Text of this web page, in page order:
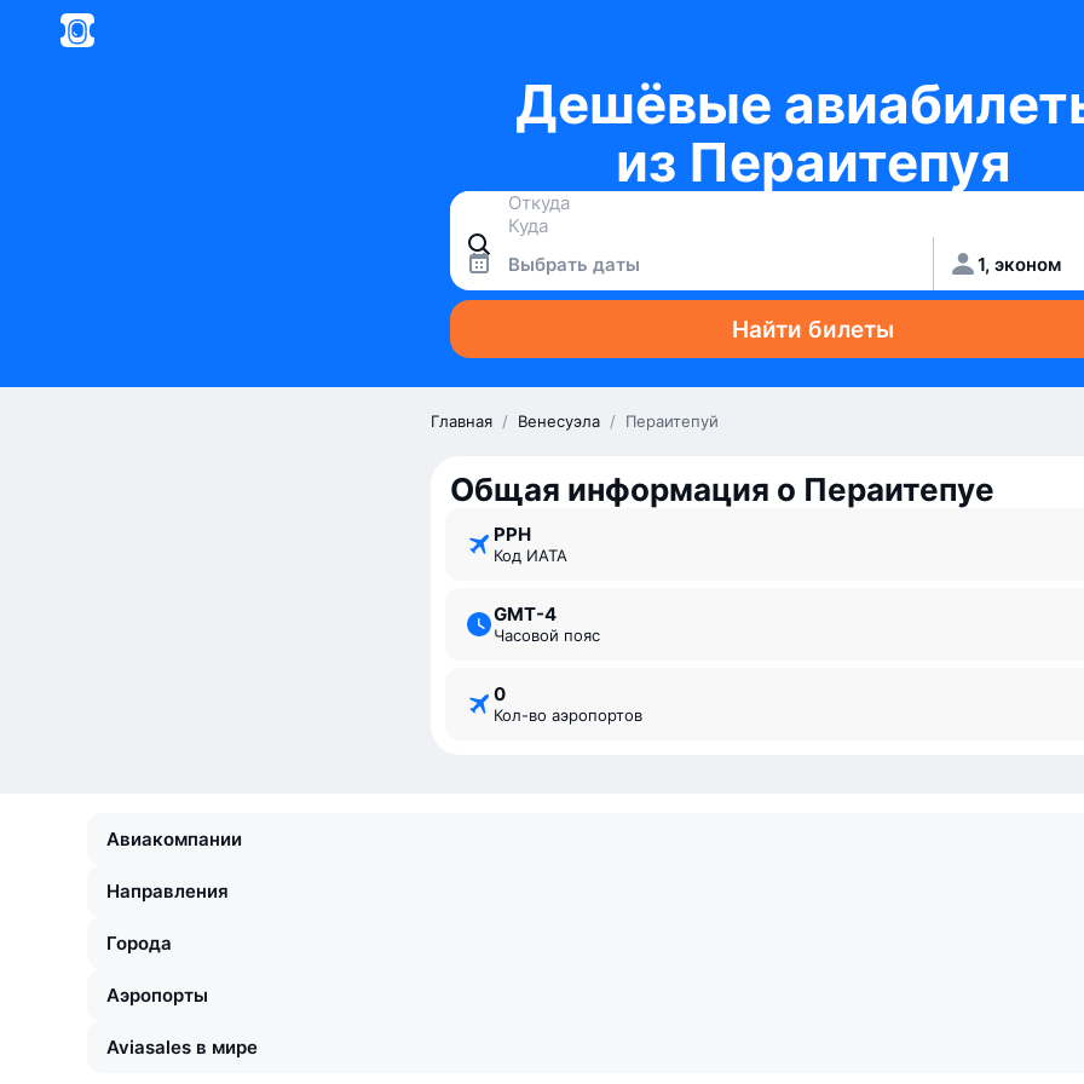
Дешёвые
из Пераитепуя
Выбрать даты 1, эконом
Найти билеты
Главная / Венесуэла / Пераитепуй
Общая информация о Пераитепуе
PPH
Код ИАТА
GMT-4
Часовой пояс
0
Кол-во аэропортов
Авиакомпании
Направления
Города
Аэропорты
Aviasales в мире